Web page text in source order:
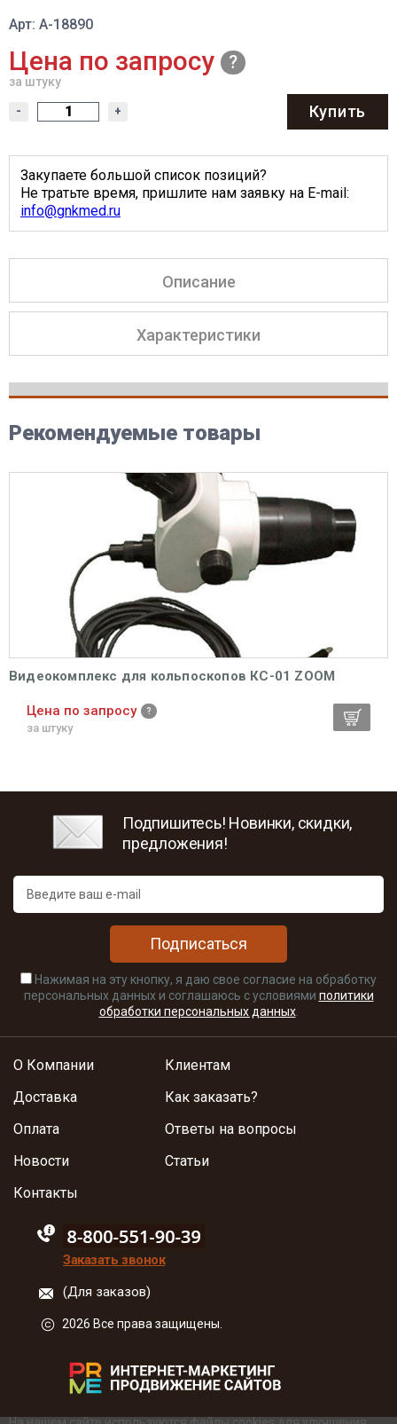
Арт: A-18890
Цена по запросу
за штуку
- + Купить
Закупаете большой список позиций?
Не тратьте время, пришлите нам заявку на E-mail:
info@gnkmed.ru
Описание
Характеристики
Рекомендуемые товары
Видеокомплекс для кольпоскопов КС-01 ZOOM
Цена по запросу
за штуку
Подпишитесь! Новинки, скидки,
предложения!
Подписаться
Нажимая на эту кнопку, я даю свое согласие на обработку
персональных данных и соглашаюсь с условиями политики
обработки персональных данных.
О Компании
Доставка
Оплата
Новости
Клиентам
Как заказать?
Ответы на вопросы
Статьи
Контакты
88005555550
Заказать звонок
(Для заказов)
2026 Все права защищены.